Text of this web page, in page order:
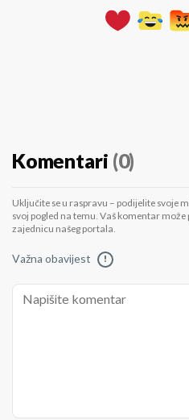
Komentari (0)
Uključite se u raspravu – podijelite svoje
svoj pogled na temu. Vaš komentar
zajednicu našeg portala.
Važna obavijest !